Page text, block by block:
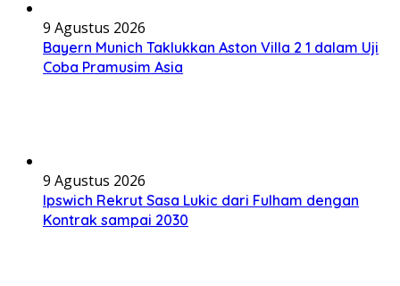
9 Agustus 2026
Bayern Munich Taklukkan Aston Villa 2 1 dalam Uji
Coba Pramusim Asia
9 Agustus 2026
Ipswich Rekrut Sasa Lukic dari Fulham dengan
Kontrak sampai 2030